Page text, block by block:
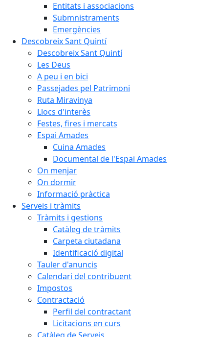
Entitats i associacions
Submnistraments
Emergències
Descobreix Sant Quintí
Descobreix Sant Quintí
Les Deus
A peu i en bici
Passejades pel Patrimoni
Ruta Miravinya
Llocs d'interès
Festes, fires i mercats
Espai Amades
Cuina Amades
Documental de l'Espai Amades
On menjar
On dormir
Informació pràctica
Serveis i tràmits
Tràmits i gestions
Catàleg de tràmits
Carpeta ciutadana
Identificació digital
Tauler d'anuncis
Calendari del contribuent
Impostos
Contractació
Perfil del contractant
Licitacions en curs